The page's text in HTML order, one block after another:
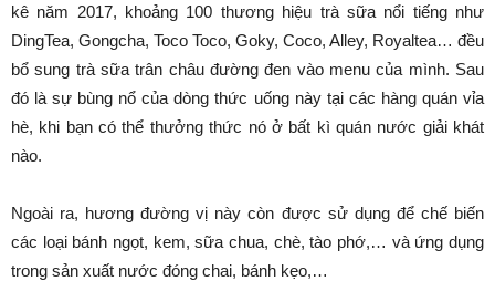
kê năm 2017, khoảng 100 thương hiệu trà sữa nổi tiếng như
DingTea, Gongcha, Toco Toco, Goky, Coco, Alley, Royaltea… đều
bổ sung trà sữa trân châu đường đen vào menu của mình. Sau
đó là sự bùng nổ của dòng thức uống này tại các hàng quán vỉa
hè, khi bạn có thể thưởng thức nó ở bất kì quán nước giải khát
nào.
Ngoài ra, hương đường vị này còn được sử dụng để chế biến
các loại bánh ngọt, kem, sữa chua, chè, tào phớ,… và ứng dụng
trong sản xuất nước đóng chai, bánh kẹo,…